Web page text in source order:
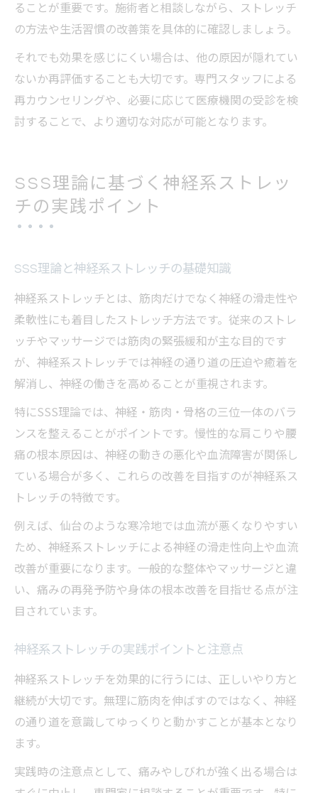
ることが重要です。施術者と相談しながら、ストレッチ
の方法や生活習慣の改善策を具体的に確認しましょう。
それでも効果を感じにくい場合は、他の原因が隠れてい
ないか再評価することも大切です。専門スタッフによる
再カウンセリングや、必要に応じて医療機関の受診を検
討することで、より適切な対応が可能となります。
SSS理論に基づく神経系ストレッ
チの実践ポイント
SSS理論と神経系ストレッチの基礎知識
神経系ストレッチとは、筋肉だけでなく神経の滑走性や
柔軟性にも着目したストレッチ方法です。従来のストレ
ッチやマッサージでは筋肉の緊張緩和が主な目的です
が、神経系ストレッチでは神経の通り道の圧迫や癒着を
解消し、神経の働きを高めることが重視されます。
特にSSS理論では、神経・筋肉・骨格の三位一体のバラ
ンスを整えることがポイントです。慢性的な肩こりや腰
痛の根本原因は、神経の動きの悪化や血流障害が関係し
ている場合が多く、これらの改善を目指すのが神経系ス
トレッチの特徴です。
例えば、仙台のような寒冷地では血流が悪くなりやすい
ため、神経系ストレッチによる神経の滑走性向上や血流
改善が重要になります。一般的な整体やマッサージと違
い、痛みの再発予防や身体の根本改善を目指せる点が注
目されています。
神経系ストレッチの実践ポイントと注意点
神経系ストレッチを効果的に行うには、正しいやり方と
継続が大切です。無理に筋肉を伸ばすのではなく、神経
の通り道を意識してゆっくりと動かすことが基本となり
ます。
実践時の注意点として、痛みやしびれが強く出る場合は